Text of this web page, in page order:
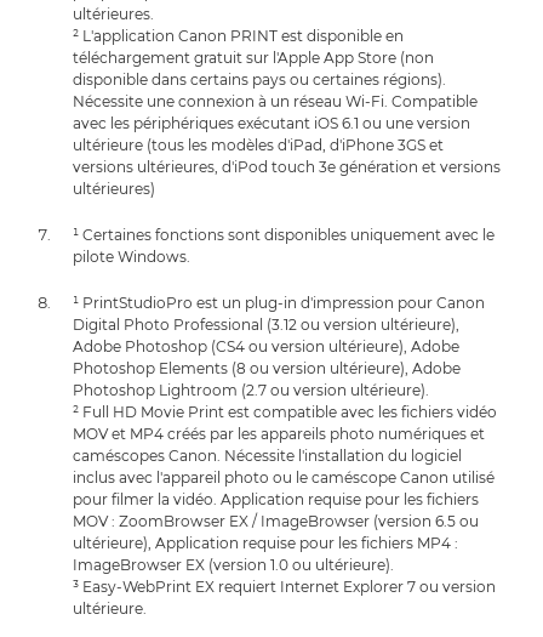
ultérieures.
² L'application Canon PRINT est disponible en
téléchargement gratuit sur l'Apple App Store (non
disponible dans certains pays ou certaines régions).
Nécessite une connexion à un réseau Wi-Fi. Compatible
avec les périphériques exécutant iOS 6.1 ou une version
ultérieure (tous les modèles d'iPad, d'iPhone 3GS et
versions ultérieures, d'iPod touch 3e génération et versions
ultérieures)
¹ Certaines fonctions sont disponibles uniquement avec le
pilote Windows.
¹ PrintStudioPro est un plug-in d'impression pour Canon
Digital Photo Professional (3.12 ou version ultérieure),
Adobe Photoshop (CS4 ou version ultérieure), Adobe
Photoshop Elements (8 ou version ultérieure), Adobe
Photoshop Lightroom (2.7 ou version ultérieure).
² Full HD Movie Print est compatible avec les fichiers vidéo
MOV et MP4 créés par les appareils photo numériques et
caméscopes Canon. Nécessite l'installation du logiciel
inclus avec l'appareil photo ou le caméscope Canon utilisé
pour filmer la vidéo. Application requise pour les fichiers
MOV : ZoomBrowser EX / ImageBrowser (version 6.5 ou
ultérieure), Application requise pour les fichiers MP4 :
ImageBrowser EX (version 1.0 ou ultérieure).
³ Easy-WebPrint EX requiert Internet Explorer 7 ou version
ultérieure.